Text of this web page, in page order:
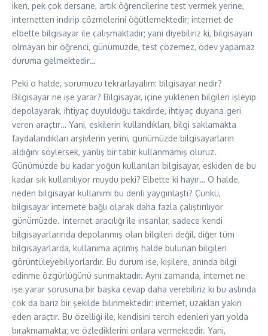
iken, pek çok dersane, artık öğrencilerine test vermek yerine,
internetten indirip çözmelerini öğütlemektedir; internet de
elbette bilgisayar ile çalışmaktadır; yani diyebiliriz ki, bilgisayarı
olmayan bir öğrenci, günümüzde, test çözemez, ödev yapamaz
duruma gelmektedir…
Peki o halde, sorumuzu tekrarlayalım: bilgisayar nedir?
Bilgisayar ne işe yarar? Bilgisayar, içine yüklenen bilgileri işleyip
depolayarak, ihtiyaç duyulduğu takdirde, ihtiyaç duyana geri
veren araçtır… Yani, eskilerin kullandıkları, bilgi saklamakta
faydalandıkları arşivlerin yerini, günümüzde bilgisayarların
aldığını söylersek, yanlış bir tabir kullanmamış oluruz.
Günümüzde bu kadar yoğun kullanılan bilgisayar, eskiden de bu
kadar sık kullanılıyor muydu peki? Elbette ki hayır… O halde,
neden bilgisayar kullanımı bu denli yaygınlaştı? Çünkü,
bilgisayar internete bağlı olarak daha fazla çalıştırılıyor
günümüzde. İnternet aracılığı ile insanlar, sadece kendi
bilgisayarlarında depolanmış olan bilgileri değil, diğer tüm
bilgisayarlarda, kullanıma açılmış halde bulunan bilgileri
görüntüleyebiliyorlardır. Bu durum ise, kişilere, anında bilgi
edinme özgürlüğünü sunmaktadır. Aynı zamanda, internet ne
işe yarar sorusuna bir başka cevap daha verebiliriz ki bu aslında
çok da bariz bir şekilde bilinmektedir: internet, uzakları yakın
eden araçtır. Bu özelliği ile, kendisini tercih edenleri yarı yolda
bırakmamakta; ve özlediklerini onlara vermektedir. Yani,